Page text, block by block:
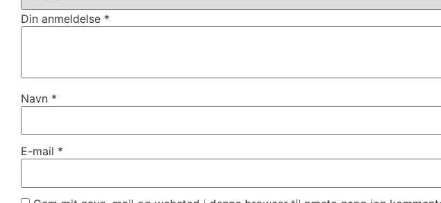
Din anmeldelse *
Navn *
E-mail *